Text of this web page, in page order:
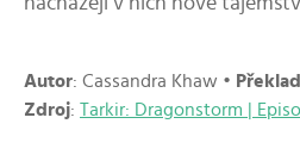
Autor: Cassandra Khaw • Překlad
Zdroj: Tarkir: Dragonstorm |